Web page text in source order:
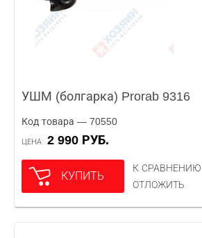
УШМ (болгарка) Prorab 9316
Код товара — 70550
ЦЕНА 2 990 РУБ.
КУПИТЬ
К СРАВНЕНИЮ
ОТЛОЖИТЬ